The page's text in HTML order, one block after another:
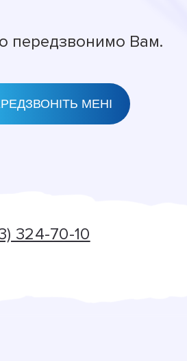
передзвонимо Вам.
324-70-10